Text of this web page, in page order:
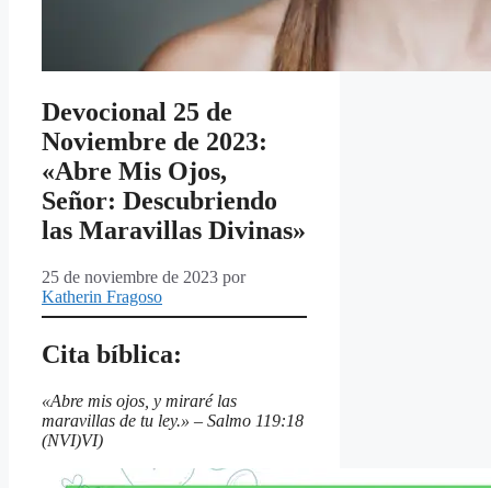
Devocional 25 de
Noviembre de 2023:
«Abre Mis Ojos,
Señor: Descubriendo
las Maravillas Divinas»
25 de noviembre de 2023 por
Katherin Fragoso
Cita bíblica:
«Abre mis ojos, y miraré las
maravillas de tu ley.» – Salmo 119:18
(NVI)VI)